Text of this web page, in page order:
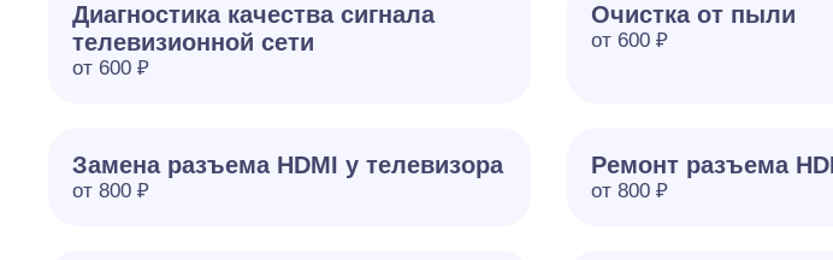
Диагностика качества сигнала
телевизионной сети
от 600 ₽
Очистка от пыли
от 600 ₽
Замена разъема HDMI у телевизора
от 800 ₽
Ремонт разъема
от 800 ₽